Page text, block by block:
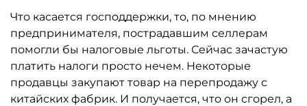
Что касается господдержки, то, по мнению
предпринимателя, пострадавшим селлерам
помогли бы налоговые льготы. Сейчас зачастую
платить налоги просто нечем. Некоторые
продавцы закупают товар на перепродажу с
китайских фабрик. И получается, что он сгорел, а